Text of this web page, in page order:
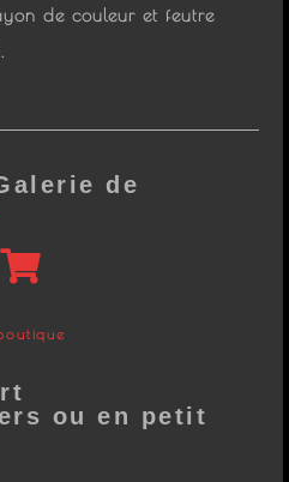
de couleur et feutre
de
ou en petit